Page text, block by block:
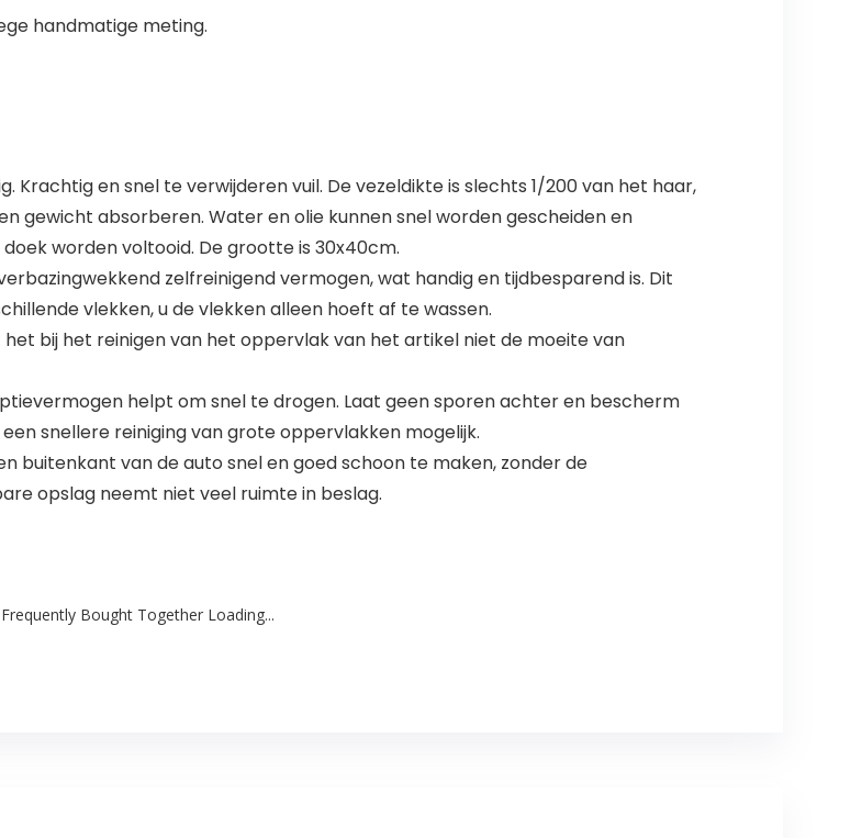
handmatige meting.
Krachtig en snel te verwijderen vuil. De vezeldikte is slechts 1/200 van het haar,
gewicht absorberen. Water en olie kunnen snel worden gescheiden en
worden voltooid. De grootte is 30x40cm.
zelfreinigend vermogen, wat handig en tijdbesparend is. Dit
vlekken, u de vlekken alleen hoeft af te wassen.
bij het reinigen van het oppervlak van het artikel niet de moeite van
helpt om snel te drogen. Laat geen sporen achter en bescherm
snellere reiniging van grote oppervlakken mogelijk.
buitenkant van de auto snel en goed schoon te maken, zonder de
opslag neemt niet veel ruimte in beslag.
Frequently Bought Together Loading...